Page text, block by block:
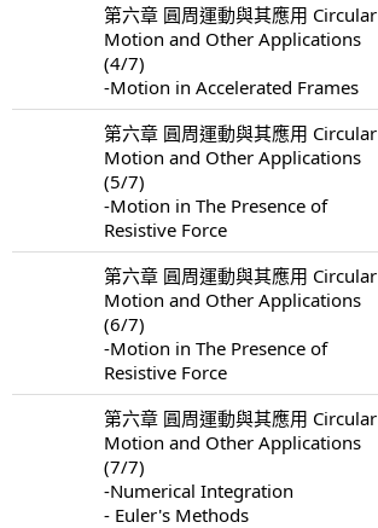
第六章 圓周運動與其應用 Circular
Motion and Other Applications
(4/7)
-Motion in Accelerated Frames
第六章 圓周運動與其應用 Circular
Motion and Other Applications
(5/7)
-Motion in The Presence of
Resistive Force
第六章 圓周運動與其應用 Circular
Motion and Other Applications
(6/7)
-Motion in The Presence of
Resistive Force
第六章 圓周運動與其應用 Circular
Motion and Other Applications
(7/7)
-Numerical Integration
- Euler's Methods